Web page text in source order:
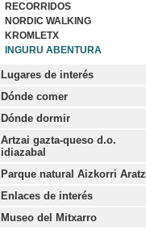
RECORRIDOS
NORDIC WALKING
KROMLETX
INGURU ABENTURA
Lugares de interés
Dónde comer
Dónde dormir
Artzai gazta-queso d.o.
idiazabal
Parque natural Aizkorri Aratz
Enlaces de interés
Museo del Mitxarro